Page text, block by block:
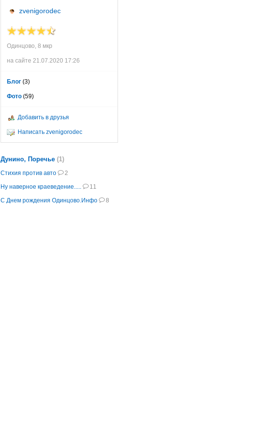
zvenigorodec
Одинцово, 8 мкр
на сайте 21.07.2020 17:26
Блог (3)
Фото (59)
Добавить в друзья
Написать zvenigorodec
Дунино, Поречье (1)
Стихия против авто
2
Ну наверное краеведение.....
11
С Днем рождения Одинцово.Инфо
8